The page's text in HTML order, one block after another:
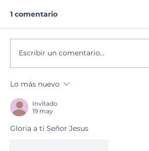
1 comentario
Escribir un comentario...
Lo más nuevo
Invitado
19 may
Gloria a ti Señor Jesus